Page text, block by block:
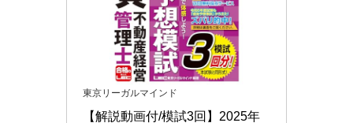
東京リーガルマインド
【解説動画付/模試3回】2025年